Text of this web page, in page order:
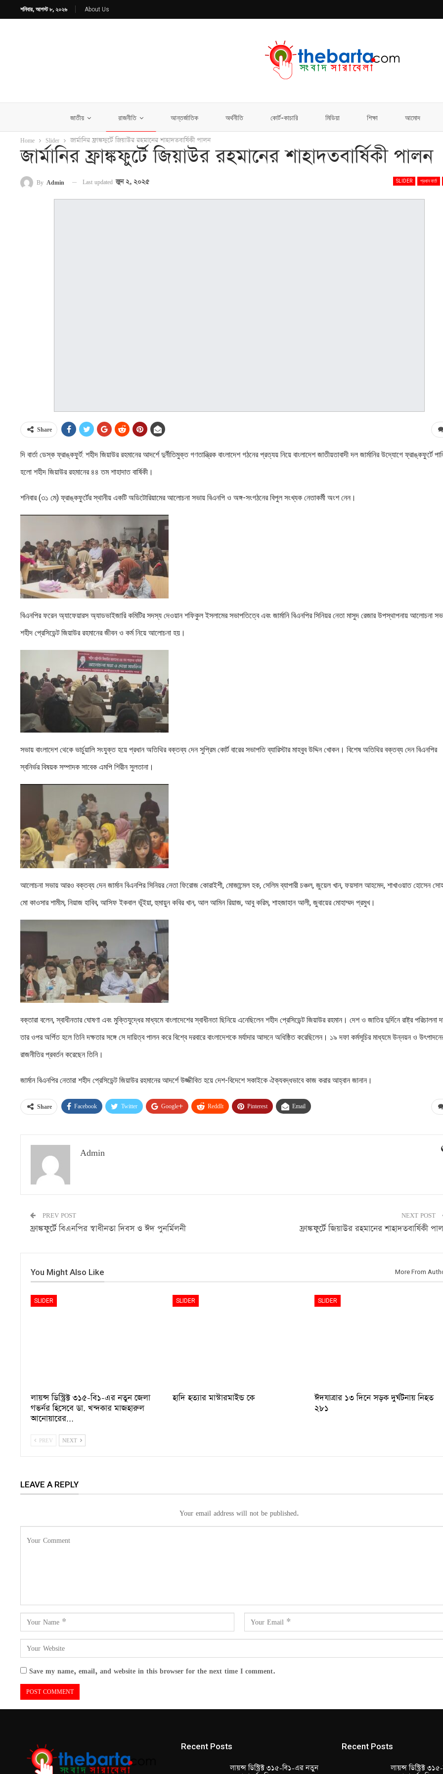
শনিবার, আগস্ট ৮, ২০২৬ About Us
জাতীয় রাজনীতি আন্তর্জাতিক অর্থনীতি কোর্ট-কাচারি মিডিয়া শিক্ষা আমোদ
Home Slider জার্মানির ফ্রাঙ্কফুর্টে জিয়াউর রহমানের শাহাদতবার্ষিকী পালন
জার্মানির ফ্রাঙ্কফুর্টে জিয়াউর রহমানের শাহাদতবার্ষিকী পালন
SLIDER প্রধান বার্তা
By Admin Last updated জুন ২, ২০২৫
Share
দি বার্তা ডেস্ক ফ্রাঙ্কফুর্ট: শহীদ জিয়াউর রহমানের আদর্শে দুর্নীতিমুক্ত গণতান্ত্রিক বাংলাদেশ গঠনের প্রত্যয় নিয়ে বাংলাদেশ জাতীয়তাবাদী দল জার্মানির উদ্যোগে ফ্রাঙ্কফুর্টে
হলো শহীদ জিয়াউর রহমানের ৪৪ তম শাহাদাত বার্ষিকী।
শনিবার (৩১ মে) ফ্রাঙ্কফুর্টের স্থানীয় একটি অডিটোরিয়ামের আলোচনা সভায় বিএনপি ও অঙ্গ-সংগঠনের বিপুল সংখ্যক নেতাকর্মী অংশ নেন।
বিএনপির ফরেন অ্যাফেয়ারস অ্যাডভাইজারি কমিটির সদস্য দেওয়ান শফিকুল ইসলামের সভাপতিত্বে এবং জার্মানি বিএনপির সিনিয়র নেতা মাসুদ রেজার উপস্থাপনায় আলোচনা
শহীদ প্রেসিডেন্ট জিয়াউর রহমানের জীবন ও কর্ম নিয়ে আলোচনা হয়।
সভায় বাংলাদেশ থেকে ভার্চুয়ালি সংযুক্ত হয়ে প্রধান অতিথির বক্তব্য দেন সুপ্রিম কোর্ট বারের সভাপতি ব্যারিস্টার মাহবুব উদ্দিন খোকন। বিশেষ অতিথির বক্তব্য দেন বিএনপির
স্বনির্ভর বিষয়ক সম্পাদক সাবেক এমপি শিরীন সুলতানা।
আলোচনা সভায় আরও বক্তব্য দেন জার্মান বিএনপির সিনিয়র নেতা ফিরোজ কোরাইশী, মোজান্মেল হক, সেলিম ব্যাপারী চঞ্চল, জুয়েল খান, ফয়সাল আহমেদ, শাখাওয়াত হোসেন
মো কাওসার শামীম, নিয়াজ হাবিব, আসিফ ইকবাল ভূঁইয়া, হুমায়ুন কবির খান, আল আমিন রিয়াজ, আবু করিম, শাহজাহান আলী, জুবায়ের মোহাম্মদ প্রমুখ।
বক্তারা বলেন, স্বাধীনতার ঘোষণা এবং মুক্তিযুদ্ধের মাধ্যমে বাংলাদেশের স্বাধীনতা ছিনিয়ে এনেছিলেন শহীদ প্রেসিডেন্ট জিয়াউর রহমান। দেশ ও জাতির দুর্দিনে রাষ্ট্র পরিচালনা
তার ওপর অর্পিত হলে তিনি দক্ষতার সঙ্গে সে দায়িত্ব পালন করে বিশ্বে দরবারে বাংলাদেশকে মর্যাদার আসনে অধিষ্ঠিত করেছিলেন। ১৯ দফা কর্মসূচির মাধ্যমে উন্নয়ন ও
রাজনীতির প্রবর্তন করেছেন তিনি।
জার্মান বিএনপির নেতারা শহীদ প্রেসিডেন্ট জিয়াউর রহমানের আদর্শে উজ্জীবিত হয়ে দেশ-বিদেশে সকাইকে ঐক্যবদ্ধভাবে কাজ করার আহ্বান জানান।
Share Facebook Twitter Google+ ReddIt Pinterest Email
Admin
PREV POST
ফ্রাঙ্কফুর্টে বিএনপির স্বাধীনতা দিবস ও ঈদ পুনর্মিলনী
NEXT POST
ফ্রাঙ্কফুর্টে জিয়াউর রহমানের শাহাদতবার্ষিকী
You Might Also Like More From
SLIDER
লায়ন্স ডিস্ট্রিক্ট ৩১৫-বি১-এর নতুন জেলা
গভর্নর হিসেবে ডা. খন্দকার মাজহারুল
আনোয়ারের…
SLIDER
হাদি হত্যার মাস্টারমাইন্ড কে
SLIDER
ঈদযাত্রার ১৩ দিনে সড়ক দুর্ঘটনায় নিহত
২৮১
PREV NEXT
LEAVE A REPLY
Your email address will not be published.
Save my name, email, and website in this browser for the next time I comment.
Recent Posts
লায়ন্স ডিস্ট্রিক্ট ৩১৫-বি১-এর নতুন
Recent Posts
লায়ন্স ডিস্ট্রিক্ট